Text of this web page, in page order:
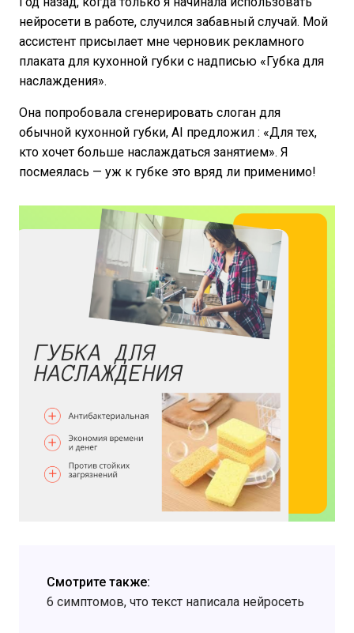
нейросети в работе, случился забавный случай. Мой
ассистент присылает мне черновик рекламного
плаката для кухонной губки с надписью «Губка для
наслаждения».
Она попробовала сгенерировать слоган для
обычной кухонной губки, AI предложил : «Для тех,
кто хочет больше наслаждаться занятием». Я
посмеялась — уж к губке это вряд ли применимо!
Смотрите также:
6 симптомов, что текст написала нейросеть